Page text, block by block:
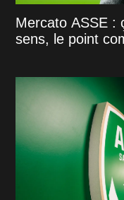
Mercato ASSE :
sens, le point